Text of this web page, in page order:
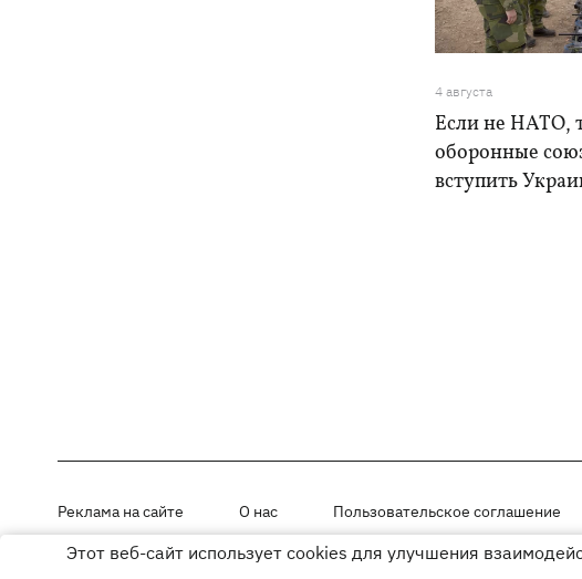
4 августа
Если не НАТО,
оборонные
вступить
Реклама на сайте О нас Пользовательское соглашение
Материалы под рубриками «Новости компании», «PR» и «Факт» размещены на
Этот веб-сайт использует cookies для улучшения